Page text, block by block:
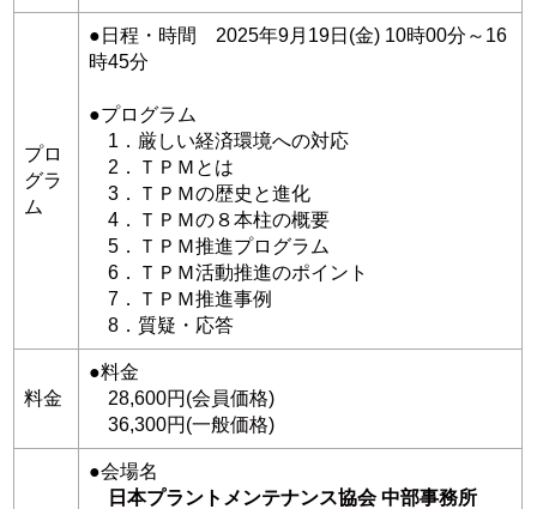
プロ
グラ
ム
●日程・時間 2025年9月19日(金) 10時00分～16
時45分
●プログラム
1．厳しい経済環境への対応
2．ＴＰＭとは
3．ＴＰＭの歴史と進化
4．ＴＰＭの８本柱の概要
5．ＴＰＭ推進プログラム
6．ＴＰＭ活動推進のポイント
7．ＴＰＭ推進事例
8．質疑・応答
料金
●料金
28,600円(会員価格)
36,300円(一般価格)
●会場名
日本プラントメンテナンス協会 中部事務所